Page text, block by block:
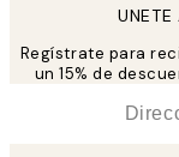
UNETE
Regístrate para
un 15% de